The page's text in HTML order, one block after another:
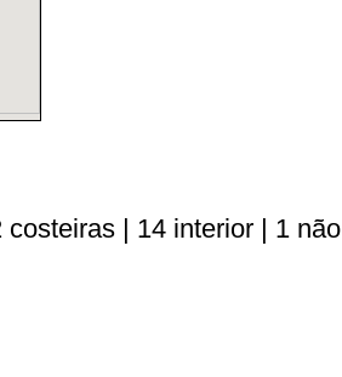
| 14 interior | 1 não